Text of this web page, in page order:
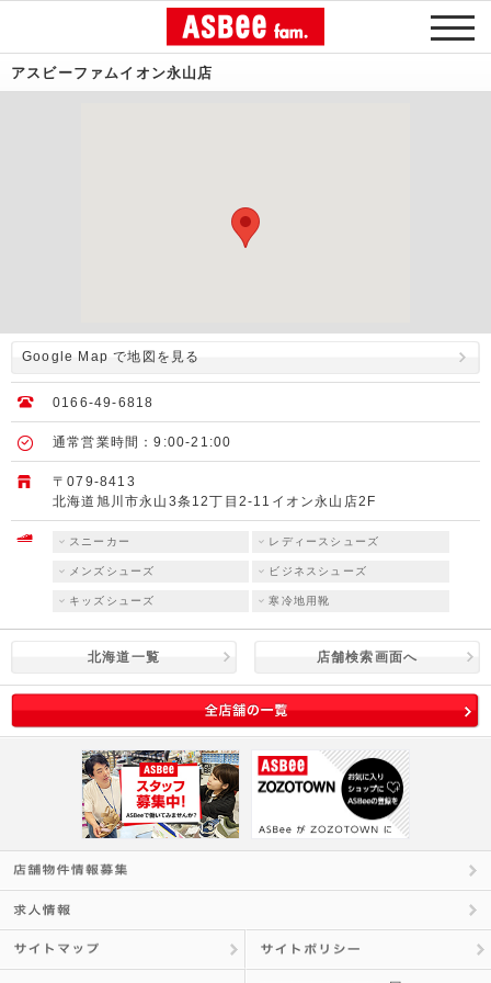
アスビーファムイオン永山店
Google Map で地図を見る
0166-49-6818
通常営業時間：9:00-21:00
〒079-8413
北海道旭川市永山3条12丁目2-11イオン永山店2F
スニーカー レディースシューズ
メンズシューズ ビジネスシューズ
キッズシューズ 寒冷地用靴
北海道一覧 店舗検索画面へ